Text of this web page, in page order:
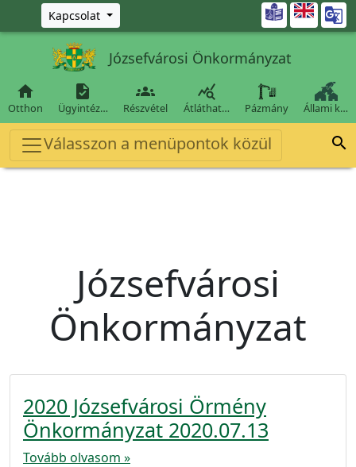
Ugrás a fő tartalomra
Kapcsolat 
Józsefvárosi Önkormányzat

Otthon

Ügyintéz…

Részvétel

Átláthat… Pázmány Állami k…
Válasszon a menüpontok közül 
Józsefvárosi
Önkormányzat
2020 Józsefvárosi Örmény
Önkormányzat 2020.07.13
Tovább olvasom »